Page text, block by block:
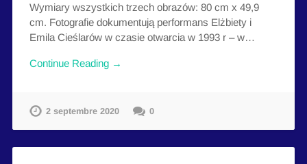
Wymiary wszystkich trzech obrazów: 80 cm x 49,9
cm. Fotografie dokumentują performans Elżbiety i
Emila Cieślarów w czasie otwarcia w 1993 r – w…
Continue Reading →
2 septembre 2020 0